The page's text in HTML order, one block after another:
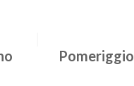
Pomeriggio